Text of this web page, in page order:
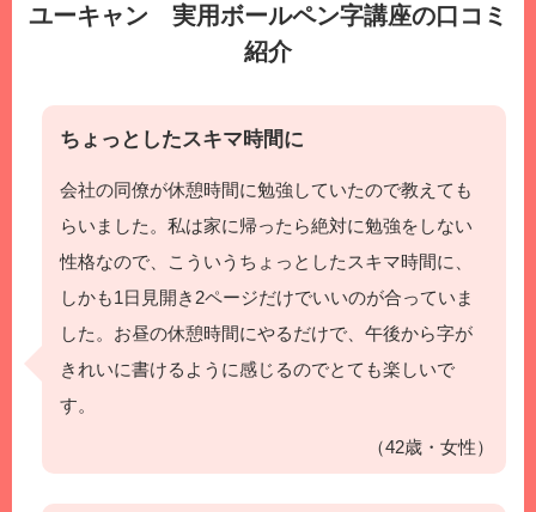
ユーキャン 実用ボールペン字講座の口コミ
紹介
ちょっとしたスキマ時間に
会社の同僚が休憩時間に勉強していたので教えても
らいました。私は家に帰ったら絶対に勉強をしない
性格なので、こういうちょっとしたスキマ時間に、
しかも1日見開き2ページだけでいいのが合っていま
した。お昼の休憩時間にやるだけで、午後から字が
きれいに書けるように感じるのでとても楽しいで
す。
（42歳・女性）